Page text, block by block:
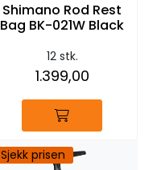
Shimano Rod Rest
Bag BK-021W Black
12 stk.
1.399,00
Sjekk prisen